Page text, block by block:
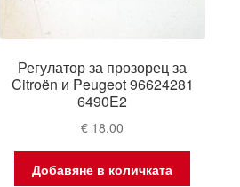
Регулатор за прозорец за
Citroën и Peugeot 96624281
6490E2
€ 18,00
Добавяне в количката